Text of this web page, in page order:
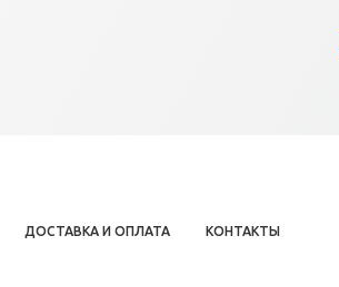
ДОСТАВКА И ОПЛАТА КОНТАКТЫ